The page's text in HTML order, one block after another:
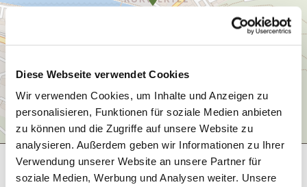
Diese Webseite verwendet Cookies
Wir verwenden Cookies, um Inhalte und Anzeigen zu
personalisieren, Funktionen für soziale Medien anbieten
zu können und die Zugriffe auf unsere Website zu
analysieren. Außerdem geben wir Informationen zu Ihrer
Verwendung unserer Website an unsere Partner für
soziale Medien, Werbung und Analysen weiter. Unsere
Allgemeine Informationen